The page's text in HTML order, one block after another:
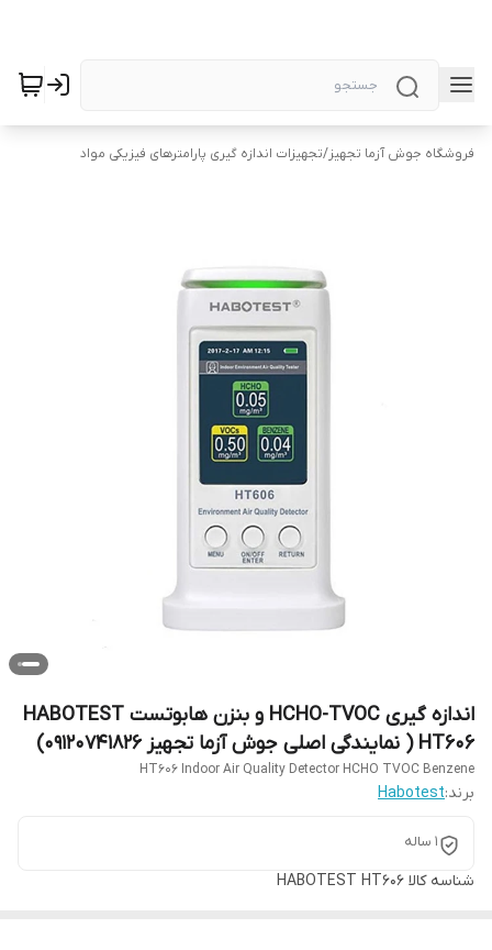
فروشگاه جوش آزما تجهیز/تجهیزات اندازه گیری پارامترهای فیزیکی مواد
اندازه گیری HCHO-TVOC و بنزن هابوتست HABOTEST
HT606 ( نمایندگی اصلی جوش آزما تجهیز 09120741826)
HT606 Indoor Air Quality Detector HCHO TVOC Benzene
برند:Habotest
1 ساله
شناسه کالا HABOTEST HT606